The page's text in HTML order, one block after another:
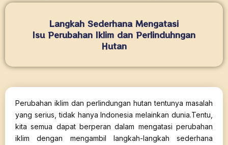
Langkah Sederhana Mengatasi
Isu Perubahan Iklim dan Perlinduhngan
Hutan
Perubahan iklim dan perlindungan hutan tentunya masalah
yang serius, tidak hanya Indonesia melainkan dunia.Tentu,
kita semua dapat berperan dalam mengatasi perubahan
iklim dengan mengambil langkah-langkah sederhana